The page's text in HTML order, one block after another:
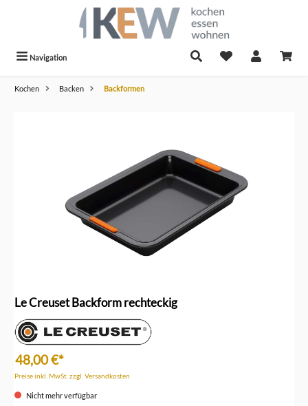
Navigation
Kochen Backen Backformen
Le Creuset Backform rechteckig
48,00 €*
Preise inkl. MwSt. zzgl. Versandkosten
Nicht mehr verfügbar